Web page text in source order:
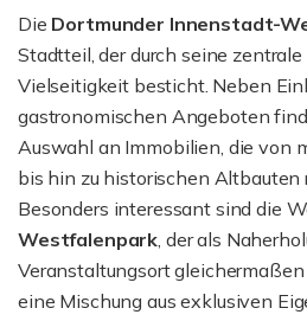
Die Dortmunder Innenstadt-
Stadtteil, der durch seine
Vielseitigkeit besticht. Neben
gastronomischen Angeboten
Auswahl an Immobilien, die von
bis hin zu historischen Altbauten
Besonders interessant sind die
Westfalenpark, der als
Veranstaltungsort
eine Mischung aus exklusiven